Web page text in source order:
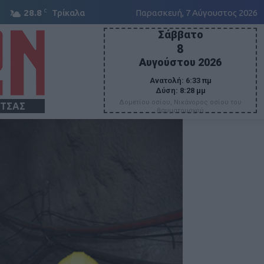
28.8 C Τρίκαλα Παρασκευή, 7 Αύγουστος 2026
Σάββατο
8
Αυγούστου 2026
Ανατολή: 6:33 πμ
Δύση: 8:28 μμ
Δομετίου οσίου, Νικάνορος οσίου του
θαυματουργού